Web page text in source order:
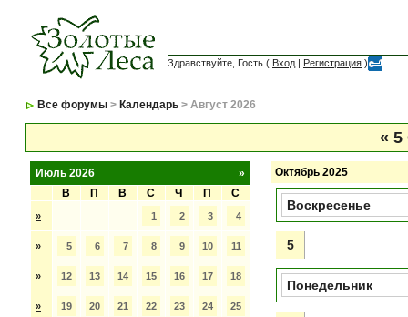
Здравствуйте, Гость ( Вход | Регистрация )
Все форумы > Календарь > Август 2026
« 5
»
Июль 2026
В
П В С Ч П С
» 1 2 3 4
» 5 6 7 8 9 10 11
» 12 13 14 15 16 17 18
» 19 20 21 22 23 24 25
Октябрь 2025
Воскресенье
5
Понедельник